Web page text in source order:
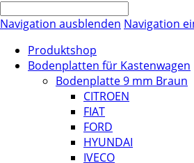
Navigation ausblenden Navigation
Produktshop
Bodenplatten für Kastenwagen
Bodenplatte 9 mm Braun
CITROEN
FIAT
FORD
HYUNDAI
IVECO